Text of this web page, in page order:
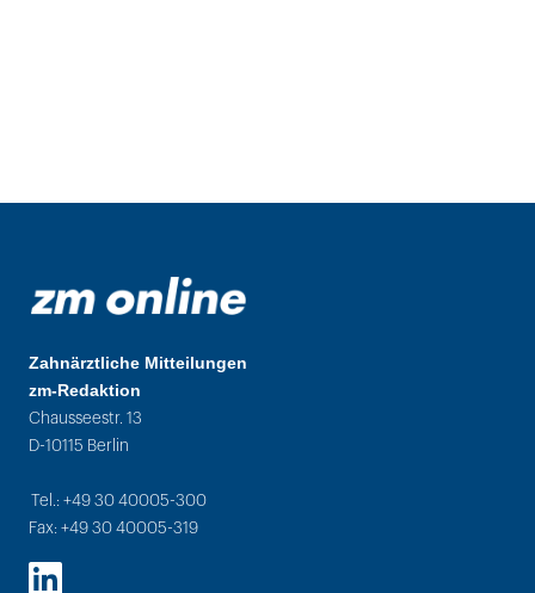
Zahnärztliche Mitteilungen
zm-Redaktion
Chausseestr. 13
D-10115 Berlin
Tel.: +49 30 40005-300
Fax: +49 30 40005-319